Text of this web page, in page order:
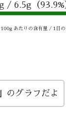
/ 6.5g（93.9%
あたりの含有量 / 1日の
のグラフだよ